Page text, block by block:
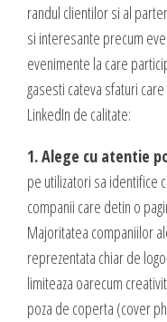
CONTACT
Dow Media -
Strada. Johann Heinrich
Romania, Timisoara
Dow Media
Spl. Independentei, Nr. 273
Bucuresti, Sector 6
Servicii SEO
Publicitate Online
Administrare campanii
Redactare articole
E-mail marketing
Realizare / Administrare
Servicii Copywriting
Servicii PR
Campanii integrate
Corporate blogging
randul clientilor si al
si interesante precum
evenimente la care
gasesti cateva sfaturi
LinkedIn de calitate:
1. Alege cu atentie
pe utilizatori sa identifice
companii care detin o
Majoritatea companiilor
reprezentata chiar de
limiteaza oarecum
poza de coperta (cover